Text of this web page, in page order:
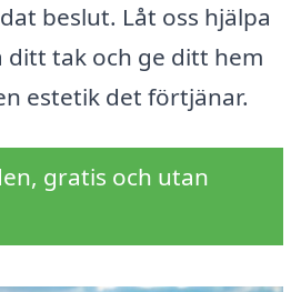
beslut. Låt oss hjälpa
tak och ge ditt hem
estetik det förtjänar.
gratis och utan